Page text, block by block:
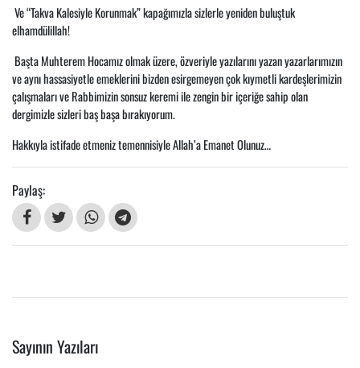
Ve “Takva Kalesiyle Korunmak” kapağımızla sizlerle yeniden buluştuk
elhamdülillah!
Başta Muhterem Hocamız olmak üzere, özveriyle yazılarını yazan yazarlarımızın
ve aynı hassasiyetle emeklerini bizden esirgemeyen çok kıymetli kardeşlerimizin
çalışmaları ve Rabbimizin sonsuz keremi ile zengin bir içeriğe sahip olan
dergimizle sizleri baş başa bırakıyorum.
Hakkıyla istifade etmeniz temennisiyle Allah’a Emanet Olunuz…
Paylaş:
Sayının Yazıları